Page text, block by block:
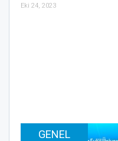
Eki 24, 2023
GENEL